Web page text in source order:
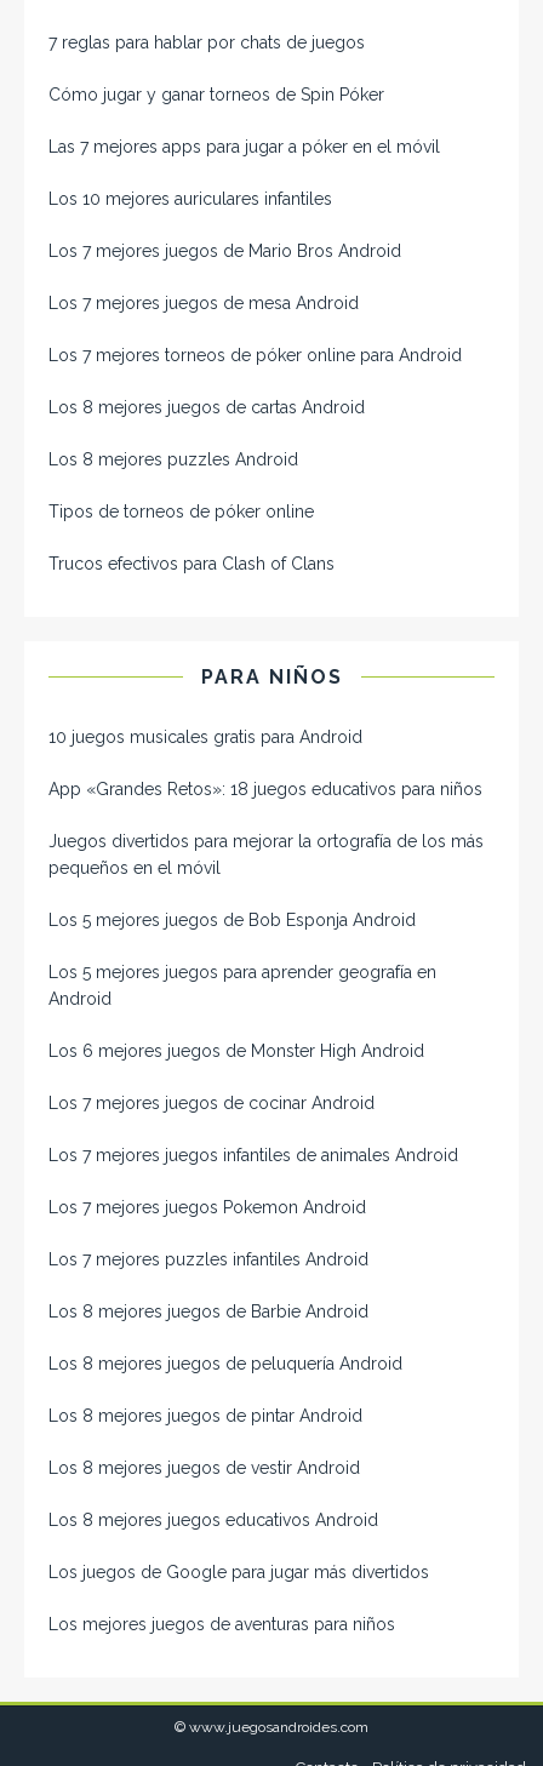
7 reglas para hablar por chats de juegos
Cómo jugar y ganar torneos de Spin Póker
Las 7 mejores apps para jugar a póker en el móvil
Los 10 mejores auriculares infantiles
Los 7 mejores juegos de Mario Bros Android
Los 7 mejores juegos de mesa Android
Los 7 mejores torneos de póker online para Android
Los 8 mejores juegos de cartas Android
Los 8 mejores puzzles Android
Tipos de torneos de póker online
Trucos efectivos para Clash of Clans
PARA NIÑOS
10 juegos musicales gratis para Android
App «Grandes Retos»: 18 juegos educativos para niños
Juegos divertidos para mejorar la ortografía de los más
pequeños en el móvil
Los 5 mejores juegos de Bob Esponja Android
Los 5 mejores juegos para aprender geografía en
Android
Los 6 mejores juegos de Monster High Android
Los 7 mejores juegos de cocinar Android
Los 7 mejores juegos infantiles de animales Android
Los 7 mejores juegos Pokemon Android
Los 7 mejores puzzles infantiles Android
Los 8 mejores juegos de Barbie Android
Los 8 mejores juegos de peluquería Android
Los 8 mejores juegos de pintar Android
Los 8 mejores juegos de vestir Android
Los 8 mejores juegos educativos Android
Los juegos de Google para jugar más divertidos
Los mejores juegos de aventuras para niños
© www.juegosandroides.com